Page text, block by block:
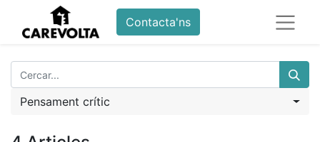
Contacta'ns
Pensament crític